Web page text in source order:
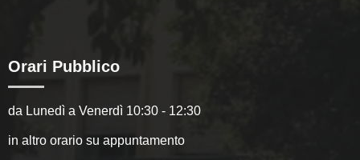
Orari Pubblico
da Lunedì a Venerdì 10:30 - 12:30
in altro orario su appuntamento